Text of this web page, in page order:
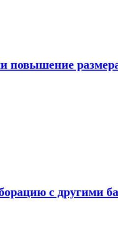
повышение
с другими